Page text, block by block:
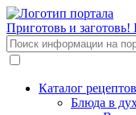
Приготовь и заготовь!
Каталог рецептов
Блюда в